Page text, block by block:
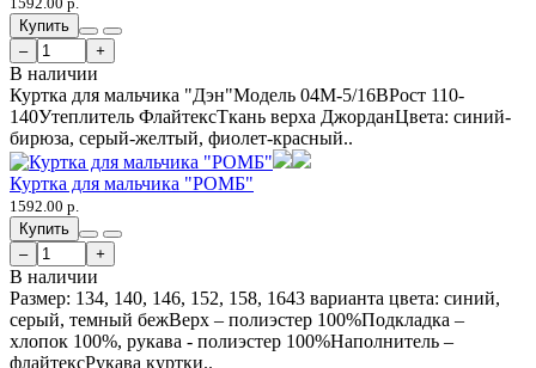
Купить
–
+
В наличии
Куртка для мальчика "Дэн"Модель 04М-5/16ВРост 110-
140Утеплитель ФлайтексТкань верха ДжорданЦвета: синий-
бирюза, серый-желтый, фиолет-красный..
Куртка для мальчика "РОМБ"
1592.00 р.
Купить
–
+
В наличии
Размер: 134, 140, 146, 152, 158, 1643 варианта цвета: синий,
серый, темный бежВерх – полиэстер 100%Подкладка –
хлопок 100%, рукава - полиэстер 100%Наполнитель –
флайтексРукава куртки..